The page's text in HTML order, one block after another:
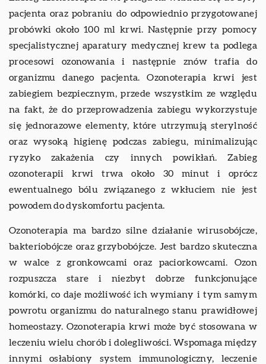
pacjenta oraz pobraniu do odpowiednio przygotowanej
probówki około 100 ml krwi. Następnie przy pomocy
specjalistycznej aparatury medycznej krew ta podlega
procesowi ozonowania i następnie znów trafia do
organizmu danego pacjenta. Ozonoterapia krwi jest
zabiegiem bezpiecznym, przede wszystkim ze względu
na fakt, że do przeprowadzenia zabiegu wykorzystuje
się jednorazowe elementy, które utrzymują sterylność
oraz wysoką higienę podczas zabiegu, minimalizując
ryzyko zakażenia czy innych powikłań. Zabieg
ozonoterapii krwi trwa około 30 minut i oprócz
ewentualnego bólu związanego z wkłuciem nie jest
powodem do dyskomfortu pacjenta.
Ozonoterapia ma bardzo silne działanie wirusobójcze,
bakteriobójcze oraz grzybobójcze. Jest bardzo skuteczna
w walce z gronkowcami oraz paciorkowcami. Ozon
rozpuszcza stare i niezbyt dobrze funkcjonujące
komórki, co daje możliwość ich wymiany i tym samym
powrotu organizmu do naturalnego stanu prawidłowej
homeostazy. Ozonoterapia krwi może być stosowana w
leczeniu wielu chorób i dolegliwości. Wspomaga między
innymi osłabiony system immunologiczny, leczenie